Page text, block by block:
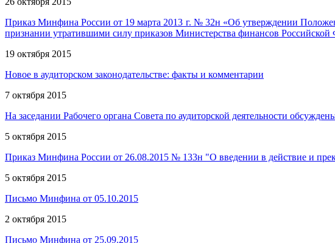
Приказ Минфина России от 19 марта 2013 г. № 32н «Об утверждении
признании утратившими силу приказов Министерства финансов Российской
19 октября 2015
Новое в аудиторском законодательстве: факты и комментарии
7 октября 2015
На заседании Рабочего органа Совета по аудиторской деятельности
5 октября 2015
Приказ Минфина России от 26.08.2015 № 133н "О введении в действие и
5 октября 2015
Письмо Минфина от 05.10.2015
2 октября 2015
Письмо Минфина от 25.09.2015